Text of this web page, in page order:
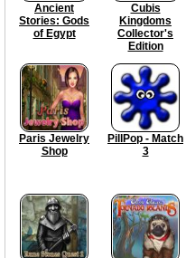
Ancient
Stories: Gods
of Egypt
Cubis
Kingdoms
Collector's
Edition
Paris Jewelry
Shop
PillPop - Match
3